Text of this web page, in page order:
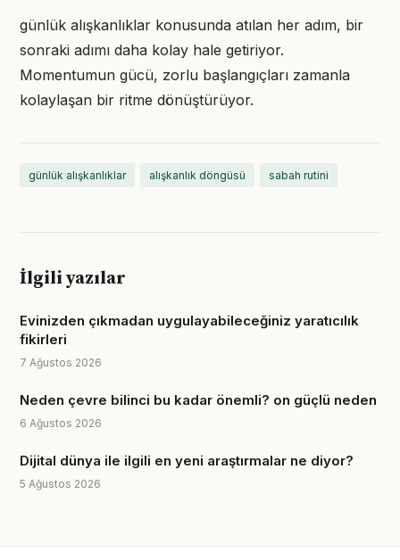
günlük alışkanlıklar konusunda atılan her adım, bir
sonraki adımı daha kolay hale getiriyor.
Momentumun gücü, zorlu başlangıçları zamanla
kolaylaşan bir ritme dönüştürüyor.
günlük alışkanlıklar alışkanlık döngüsü sabah rutini
İlgili yazılar
Evinizden çıkmadan uygulayabileceğiniz yaratıcılık
fikirleri
7 Ağustos 2026
Neden çevre bilinci bu kadar önemli? on güçlü neden
6 Ağustos 2026
Dijital dünya ile ilgili en yeni araştırmalar ne diyor?
5 Ağustos 2026